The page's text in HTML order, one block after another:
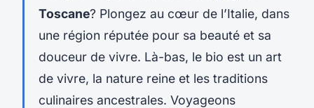
Toscane? Plongez au cœur de l’Italie, dans
une région réputée pour sa beauté et sa
douceur de vivre. Là-bas, le bio est un art
de vivre, la nature reine et les traditions
culinaires ancestrales. Voyageons